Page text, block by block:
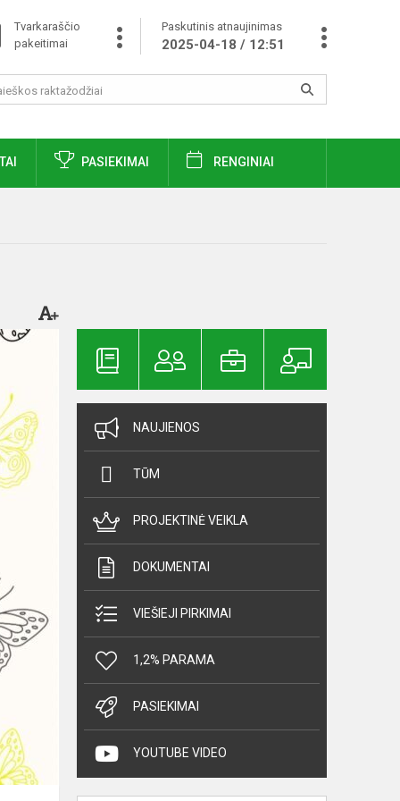
Tvarkaraščio
pakeitimai
Paskutinis atnaujinimas
2025-04-18 / 12:51
PASIEKIMAI RENGINIAI
NAUJIENOS
TŪM
PROJEKTINĖ VEIKLA
DOKUMENTAI
VIEŠIEJI PIRKIMAI
1,2% PARAMA
PASIEKIMAI
YOUTUBE VIDEO